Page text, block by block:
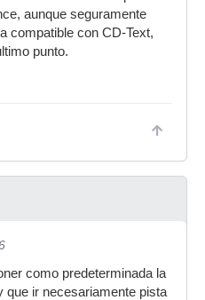
aunque seguramente
compatible con CD-Text,
punto.
como predeterminada la
que ir necesariamente pista